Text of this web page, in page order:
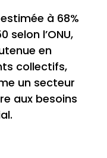
à 68%
selon l’ONU,
en
collectifs,
un secteur
aux besoins